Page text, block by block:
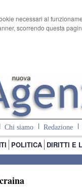
necessari al
scorrendo questa
Chi siamo Redazione
POLITICA DIRITTI E